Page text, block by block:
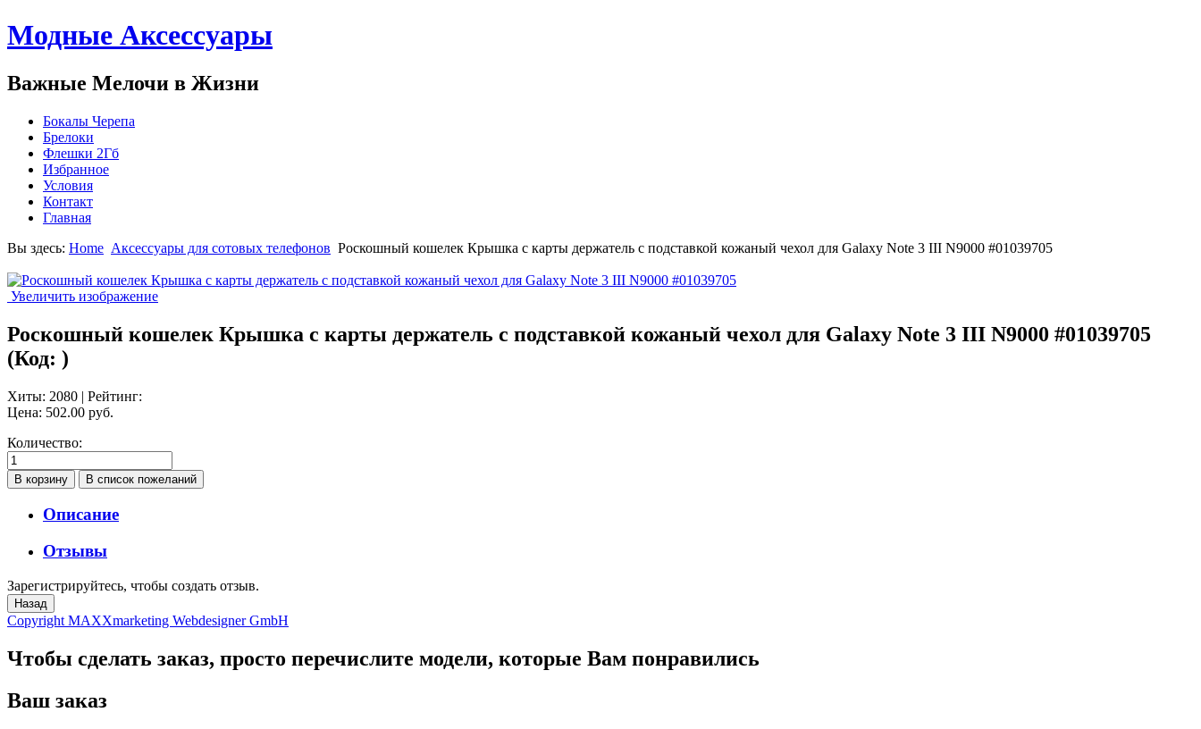
Модные Аксессуары
Важные Мелочи в Жизни
Бокалы Черепа
Брелоки
Флешки 2Гб
Избранное
Условия
Контакт
Главная
Вы здесь: Home Аксессуары для сотовых телефонов Роскошный кошелек Крышка с карты держатель с подставкой кожаный чехол для Galaxy Note 3 III N9000 #01039705
Увеличить изображение
Роскошный кошелек Крышка с карты держатель с подставкой кожаный чехол для Galaxy Note 3 III N9000 #01039705
(Код: )
Хиты: 2080 | Рейтинг:
Цена: 502.00 руб.
Количество:
Описание
Отзывы
Зарегистрируйтесь, чтобы создать отзыв.
Copyright MAXXmarketing Webdesigner GmbH
Чтобы сделать заказ, просто перечислите модели, которые Вам понравились
Ваш заказ